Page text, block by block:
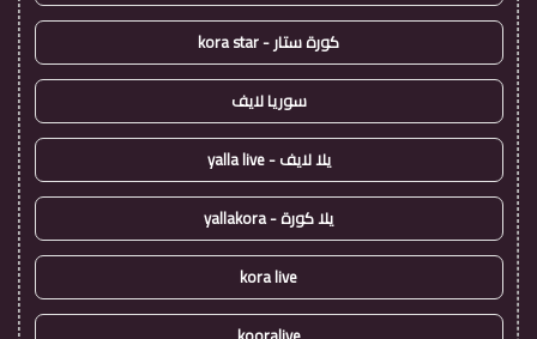
كورة ستار - kora star
سوريا لايف
يلا لايف - yalla live
يلا كورة - yallakora
kora live